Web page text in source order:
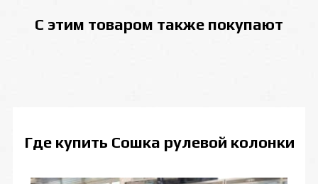
С этим товаром также покупают
Где купить Сошка рулевой колонки